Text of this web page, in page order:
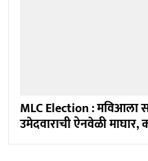
MLC Election : मविआला
उमेदवाराची ऐनवेळी